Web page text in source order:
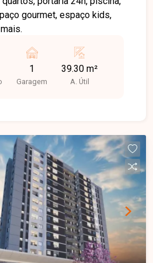
gourmet, espaço kids,
1
Garagem
39.30 m²
A. Útil